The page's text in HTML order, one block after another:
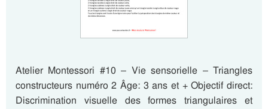
Atelier Montessori #10 – Vie sensorielle – Triangles
constructeurs numéro 2 Âge: 3 ans et + Objectif direct:
Discrimination visuelle des formes triangulaires et